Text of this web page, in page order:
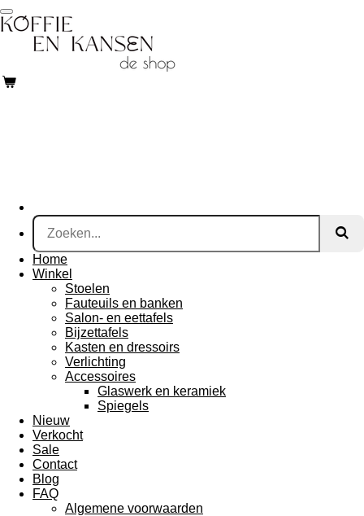
Ga
direct
Home
Winkel
Stoelen
Fauteuils en banken
Salon- en eettafels
Bijzettafels
Kasten en dressoirs
Verlichting
Accessoires
Glaswerk en keramiek
Spiegels
Nieuw
Verkocht
Sale
Contact
Blog
FAQ
Algemene voorwaarden